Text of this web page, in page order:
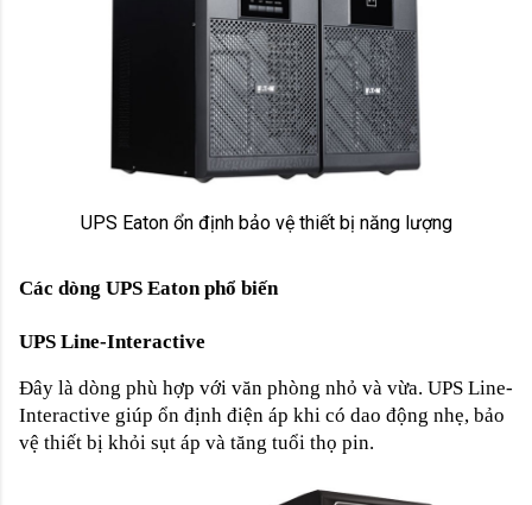
UPS Eaton ổn định bảo vệ thiết bị năng lượng
Các dòng UPS Eaton phổ biến
UPS Line-Interactive
Đây là dòng phù hợp với văn phòng nhỏ và vừa. UPS Line-
Interactive giúp ổn định điện áp khi có dao động nhẹ, bảo
vệ thiết bị khỏi sụt áp và tăng tuổi thọ pin.